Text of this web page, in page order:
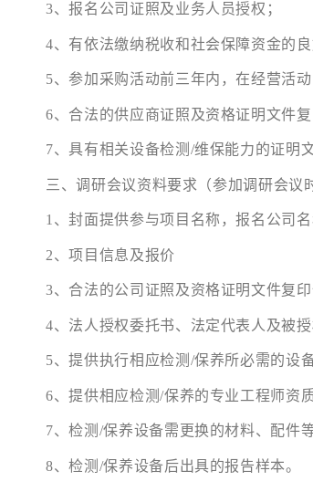
3、报名公司证照及业务人员授权；
4、有依法缴纳税收和社会保障资金的良
5、参加采购活动前三年内，在经营活
6、合法的供应商证照及资格证明文件复
7、具有相关设备检测/维保能力的证明文
三、调研会议资料要求（参加调研会议
1、封面提供参与项目名称，报名公司
2、项目信息及报价
3、合法的公司证照及资格证明文件复印
4、法人授权委托书、法定代表人及被
5、提供执行相应检测/保养所必需的设
6、提供相应检测/保养的专业工程师资
7、检测/保养设备需更换的材料、配件
8、检测/保养设备后出具的报告样本。